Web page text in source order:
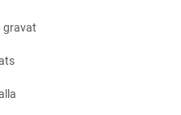
gravat